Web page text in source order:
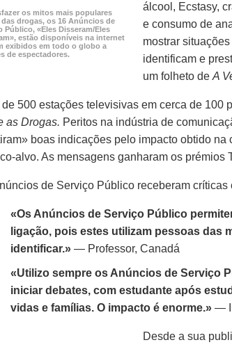
os mitos mais populares
das drogas, os 16 Anúncios de
Público, «Eles Disseram/Eles
estão disponíveis na internet
exibidos em todo o globo a
de espectadores.
álcool, Ecstasy,
e consumo de
mostrar
identificam e
um folheto de A
de 500 estações televisivas em cerca de 100
as Drogas. Peritos na indústria de
boas indicações pelo impacto obtido
alvo. As mensagens ganharam os prémios
de Serviço Público receberam
«Os Anúncios de Serviço Público
ligação, pois estes utilizam pessoas das
identificar.» — Professor, Canadá
«Utilizo sempre os Anúncios de Serviço
iniciar debates, com estudante após
vidas e famílias. O impacto é enorme.» —
Desde a sua